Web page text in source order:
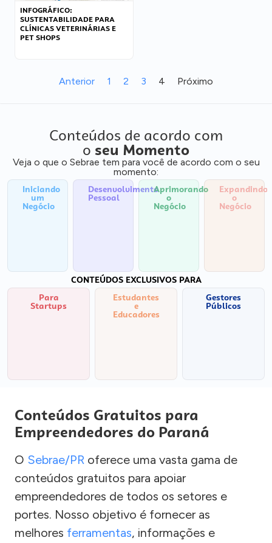
INFOGRÁFICO:
SUSTENTABILIDADE PARA
CLÍNICAS VETERINÁRIAS E
PET SHOPS
Anterior 1 2 3 4 Próximo
Conteúdos de acordo com
o seu Momento
Veja o que o Sebrae tem para você de acordo com o seu
momento:
Iniciando
um
Negócio
Desenvolvimento
Pessoal
Aprimorando
o
Negócio
Expandindo
o
Negócio
CONTEÚDOS EXCLUSIVOS PARA
Para
Startups
Estudantes
e
Educadores
Gestores
Públicos
Conteúdos Gratuitos para
Empreendedores do Paraná
O Sebrae/PR oferece uma vasta gama de
conteúdos gratuitos para apoiar
empreendedores de todos os setores e
portes. Nosso objetivo é fornecer as
melhores ferramentas, informações e